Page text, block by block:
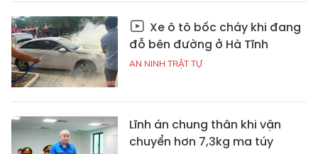
Xe ô tô bốc cháy khi đang
đỗ bên đường ở Hà Tĩnh
AN NINH TRẬT TỰ
Lĩnh án chung thân khi vận
chuyển hơn 7,3kg ma túy